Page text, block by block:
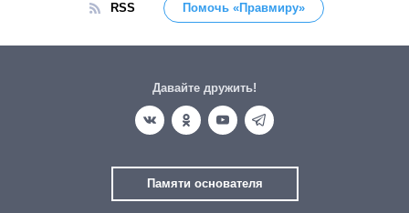
RSS Помочь «Правмиру»
Давайте дружить!
Памяти основателя